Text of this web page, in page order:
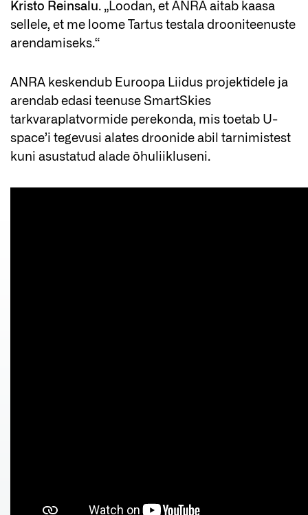
Kristo Reinsalu. „Loodan, et ANRA aitab kaasa
sellele, et me loome Tartus testala drooniteenuste
arendamiseks.“
ANRA keskendub Euroopa Liidus projektidele ja
arendab edasi teenuse SmartSkies
tarkvaraplatvormide perekonda, mis toetab U-
space’i tegevusi alates droonide abil tarnimistest
kuni asustatud alade õhuliikluseni.